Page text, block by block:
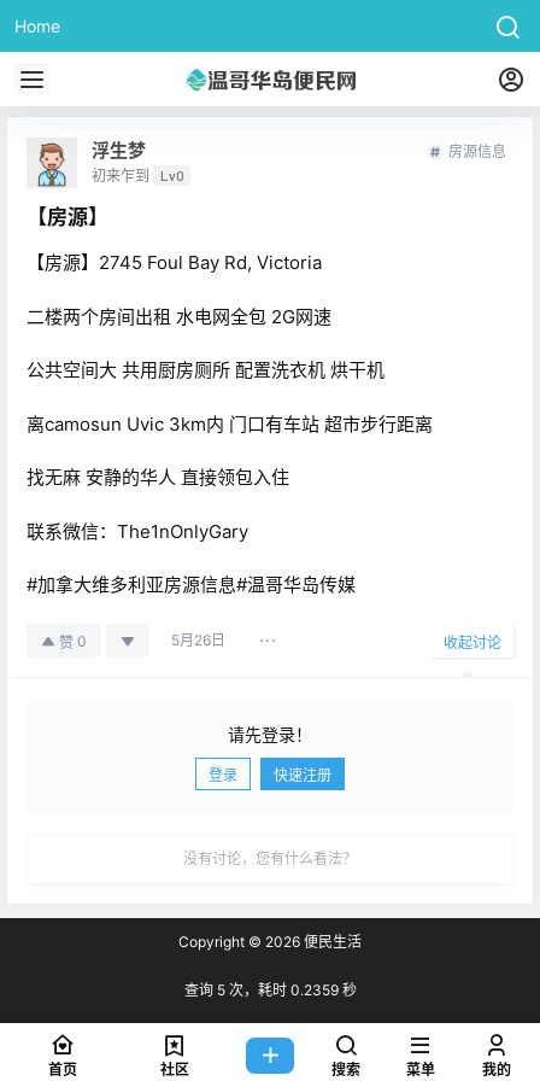
Home
浮生梦
初来乍到 Lv0
房源信息
【房源】
【房源】2745 Foul Bay Rd, Victoria
二楼两个房间出租 水电网全包 2G网速
公共空间大 共用厨房厕所 配置洗衣机 烘干机
离camosun Uvic 3km内 门口有车站 超市步行距离
找无麻 安静的华人 直接领包入住
联系微信：The1nOnlyGary
#加拿大维多利亚房源信息#温哥华岛传媒
赞 0 5月26日 收起讨论
请先登录！
登录 快速注册
没有讨论，您有什么看法？
Copyright © 2026 便民生活
查询 5 次，耗时 0.2359 秒
首页 社区 搜索 菜单 我的